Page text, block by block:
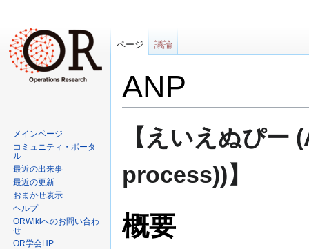
ANP
ー
シ
ン
に
移
動
【えいえぬぴ
process))】
概要
ページ 議論
メインページ
コミュニティ・ポータ
ル
最近の出来事
最近の更新
おまかせ表示
ヘルプ
ORWikiへのお問い合わ
せ
OR学会HP